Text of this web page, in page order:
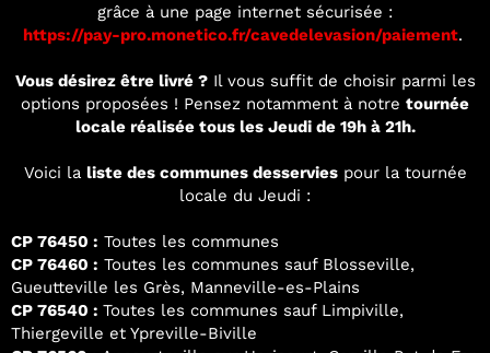
grâce à une page internet sécurisée :
https://pay-pro.monetico.fr/cavedelevasion/paiement.
Vous désirez être livré ?Il vous suffit de choisir parmi les
options proposées ! Pensez notamment à notre tournée
locale réalisée tous les Jeudi de 19h à 21h.
Voici la liste des communes desserviespour la tournée
locale du Jeudi :
CP 76450 : Toutes les communes
CP 76460 : Toutes les communes sauf Blosseville,
Gueutteville les Grès, Manneville-es-Plains
CP 76540 : Toutes les communes sauf Limpiville,
Thiergeville et Ypreville-Biville